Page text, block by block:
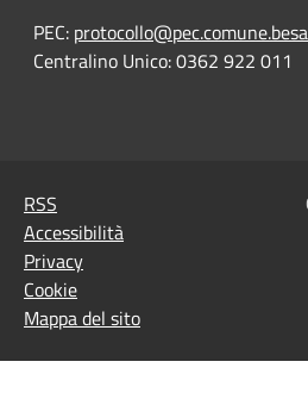
PEC:
Centralino Unico: 0362 922 011
RSS
Accessibilità
Privacy
Cookie
Mappa del sito